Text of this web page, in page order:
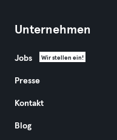
Unternehmen
Jobs Wir stellen ein!
Presse
Kontakt
Blog